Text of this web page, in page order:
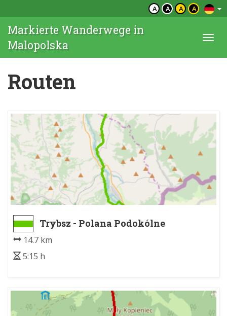
A A A A
Markierte Wanderwege in
Malopolska
Routen
Trybsz - Polana Podokólne
14.7 km
5:15 h